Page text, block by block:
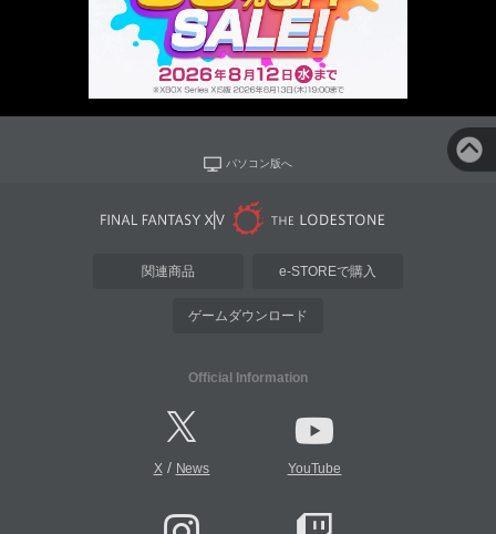
パソコン版へ
関連商品 e-STOREで購入
ゲームダウンロード
Official Information
X/ News YouTube